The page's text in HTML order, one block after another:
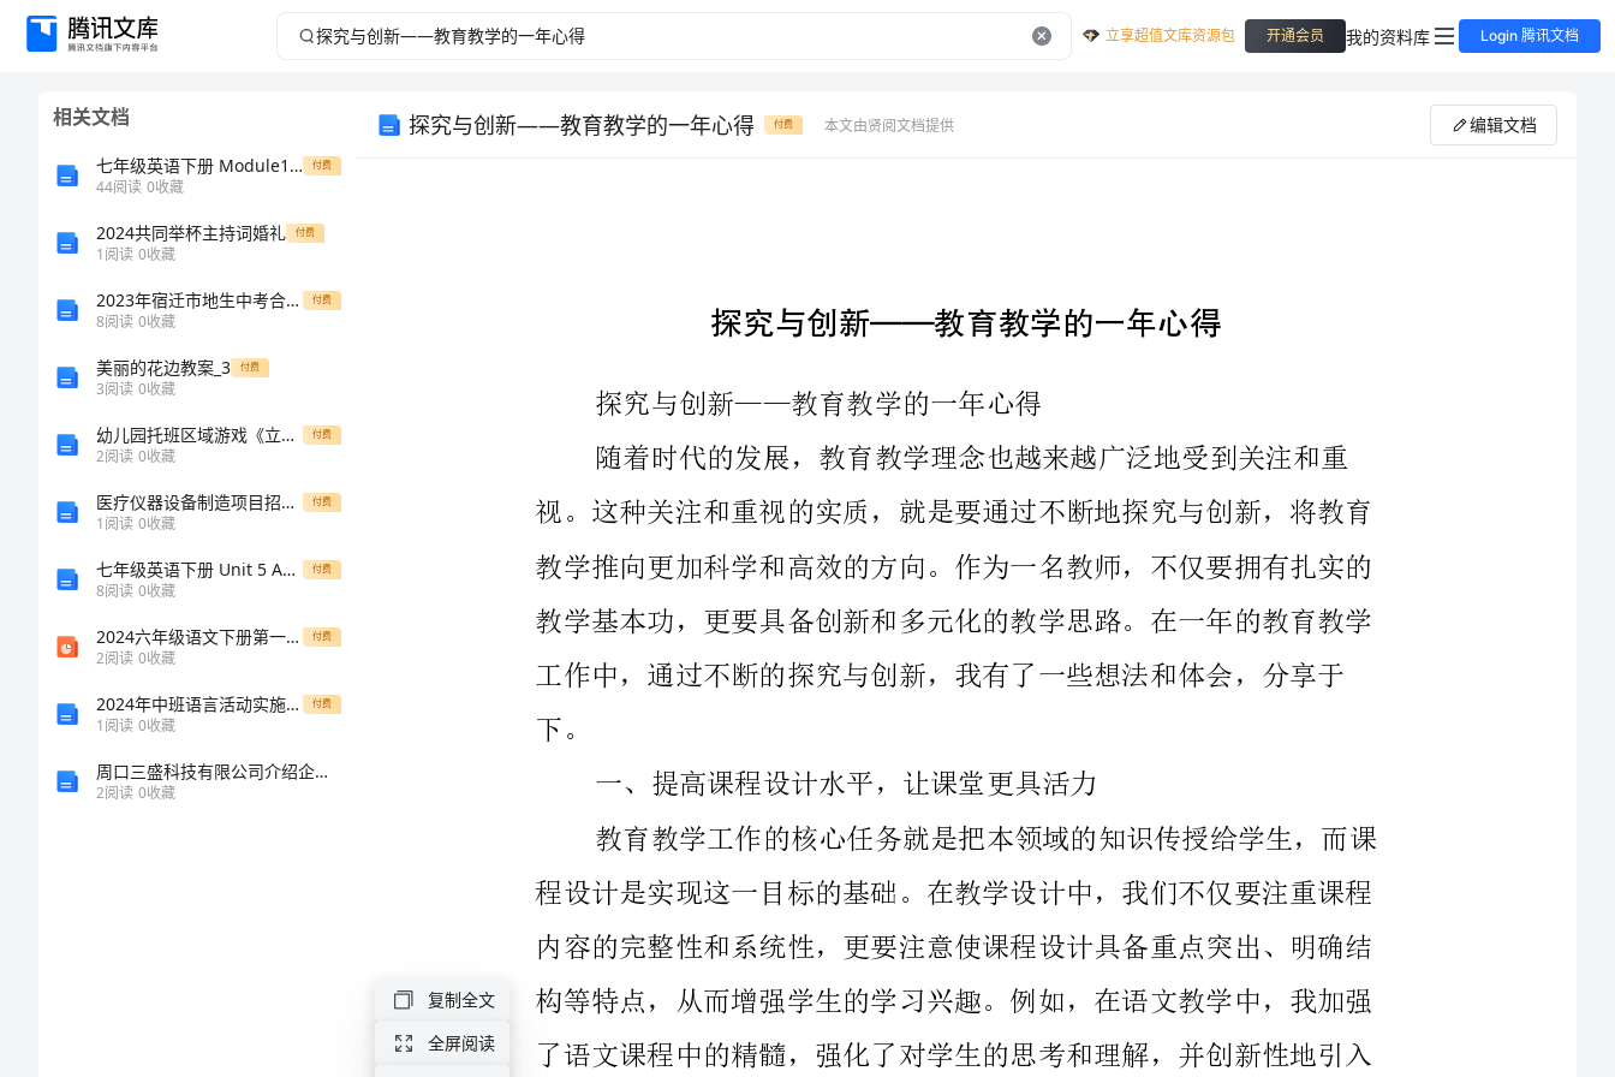
探
——
立享超值文库资源包 开通会员 我的资料库 Login 腾讯文档
相关文档
七年级英语下册 Module1专项语法 人称代词 物主代词和反身代词 外研版 付费
44阅读 0收藏
2024共同举杯主持词婚礼 付费
1阅读 0收藏
2023年宿迁市地生中考合卷真题 付费
8阅读 0收藏
美丽的花边教案_3 付费
3阅读 0收藏
幼儿园托班区域游戏《立体拼图》教案 付费
2阅读 0收藏
医疗仪器设备制造项目招商引资风险评估报告 付费
1阅读 0收藏
七年级英语下册 Unit 5 Amazing things 全单元学案 （新版）牛津版 付费
8阅读 0收藏
2024六年级语文下册第一单元3古诗三首第二课时课件新人教版 付费
2阅读 0收藏
2024年中班语言活动实施方案 付费
1阅读 0收藏
周口三盛科技有限公司介绍企业发展分析报告
2阅读 0收藏
探究与创新——教育教学的一年心得 付费 本文由贤阅文档提供 编辑文档
二、多元化的教学方法，更好地满足学生的需求
教师的教学水平直接决定了学生成长的质量和速度，而教学方法
探究与创新——教育教学的一年心得
教学推向更加科学和高效的方向。作为一名教师，不仅要拥有扎实的
教学基本功，更要具备创新和多元化的教学思路。在一年的教育教学
一、提高课程设计水平，让课堂更具活力
教育教学工作的核心任务就是把本领域的知识传授给学生，而课
了语文课程中的精髓，强化了对学生的思考和理解，并创新性地引入
了一些自由创作的话题，让学生们能够通过创作来巩固和加强自己的
书写和理解能力。这一创新特别受到学生们的欢迎，并在教学效果上
复制全文
全屏阅读